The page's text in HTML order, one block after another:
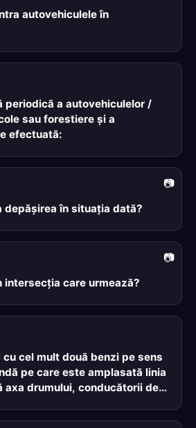
autovehiculele în
periodică a autovehiculelor /
sau forestiere și a
efectuată:
depăşirea în situaţia dată?
intersecţia care urmează?
cel mult două benzi pe sens
pe care este amplasată linia
axa drumului, conducătorii de